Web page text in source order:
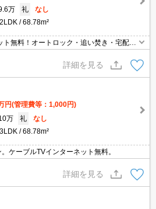
万 礼
なし
2LDK 68.78m²
無料！オートロック・追い焚き・宅配B
詳細を見る
円(管理費等：1,000円)
万 礼
なし
3LDK 68.78m²
ケーブルTVインターネット無料。
詳細を見る